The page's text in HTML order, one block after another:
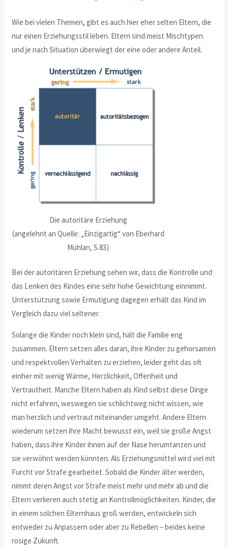
Wie bei vielen Themen, gibt es auch hier eher selten Eltern, die
nur einen Erziehungsstil leben. Eltern sind meist Mischtypen
und je nach Situation überwiegt der eine oder andere Anteil.
Die autoritäre Erziehung
(angelehnt an Quelle: „Einzigartig“ von Eberhard
Mühlan, S.83)
Bei der autoritären Erziehung sehen wir, dass die Kontrolle und
das Lenken des Kindes eine sehr hohe Gewichtung einnimmt.
Unterstützung sowie Ermutigung dagegen erhält das Kind im
Vergleich dazu viel seltener.
Solange die Kinder noch klein sind, hält die Familie eng
zusammen. Eltern setzen alles daran, ihre Kinder zu gehorsamen
und respektvollen Verhalten zu erziehen, leider geht das oft
einher mit wenig Wärme, Herzlichkeit, Offenheit und
Vertrautheit. Manche Eltern haben als Kind selbst diese Dinge
nicht erfahren, weswegen sie schlichtweg nicht wissen, wie
man herzlich und vertraut miteinander umgeht. Andere Eltern
wiederum setzen ihre Macht bewusst ein, weil sie große Angst
haben, dass ihre Kinder ihnen auf der Nase herumtanzen und
sie verwöhnt werden könnten. Als Erziehungsmittel wird viel mit
Furcht vor Strafe gearbeitet. Sobald die Kinder älter werden,
nimmt deren Angst vor Strafe meist mehr und mehr ab und die
Eltern verlieren auch stetig an Kontrollmöglichkeiten. Kinder, die
in einem solchen Elternhaus groß werden, entwickeln sich
entweder zu Anpassern oder aber zu Rebellen – beides keine
rosige Zukunft.